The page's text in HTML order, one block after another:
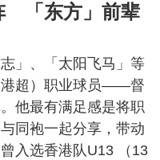
「东方」前辈
」、「太阳飞马」等
港超）职业球员——督
他最有满足感是将职
同袍一起分享，带动
入选香港队U13 （13